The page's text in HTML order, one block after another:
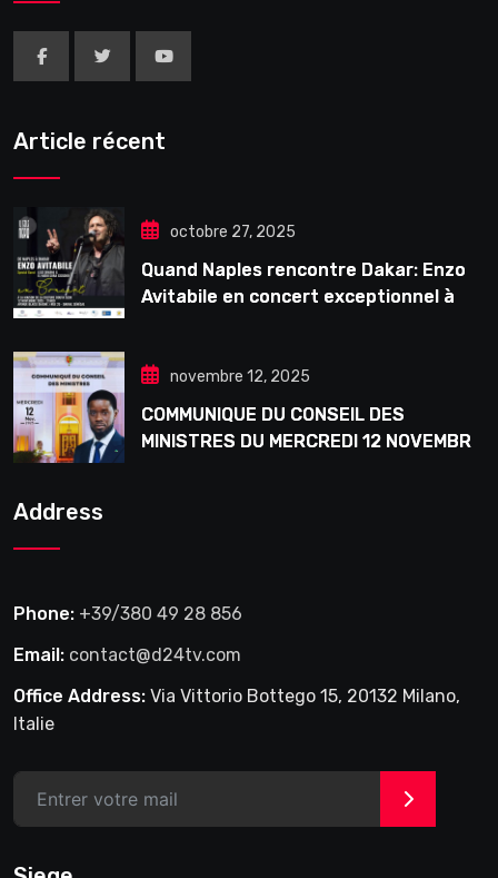
Article récent
octobre 27, 2025
Quand Naples rencontre Dakar: Enzo
Avitabile en concert exceptionnel à
novembre 12, 2025
COMMUNIQUE DU CONSEIL DES
MINISTRES DU MERCREDI 12 NOVEMBRE
Address
Phone: +39/380 49 28 856
Email: contact@d24tv.com
Office Address: Via Vittorio Bottego 15, 20132 Milano,
Italie
>